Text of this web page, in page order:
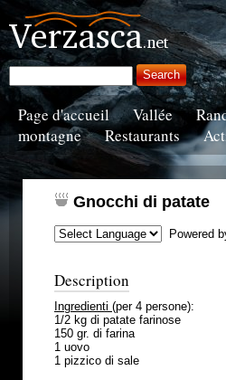
Page d'accueil Vallée
montagne
Restaurants
Gnocchi di patate
Powered
Description
Ingredienti (per 4 persone):
1/2 kg di patate farinose
150 gr. di farina
1 uovo
1 pizzico di sale